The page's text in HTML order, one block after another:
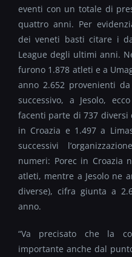
eventi con un totale di
quattro anni. Per
dei veneti basti citare i
League degli ultimi anni.
furono 1.878 atleti e a
anno 2.652 provenienti
successivo, a Jesolo,
facenti parte di 737 diversi
in Croazia e 1.497 a
successivi
numeri: Porec in Croazia
atleti, mentre a Jesolo ne
diverse), cifra giunta a
anno.
“Va precisato che la
importante anche dal